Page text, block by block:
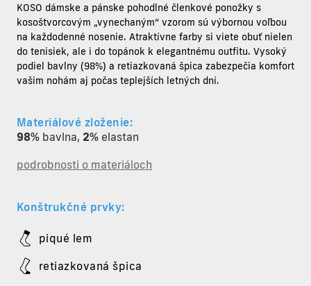
KOSO dámske a pánske pohodlné členkové ponožky s
kosoštvorcovým „vynechaným“ vzorom sú výbornou voľbou
na každodenné nosenie. Atraktívne farby si viete obuť nielen
do tenisiek, ale i do topánok k elegantnému outfitu. Vysoký
podiel bavlny (98%) a retiazkovaná špica zabezpečia komfort
vašim nohám aj počas teplejších letných dní.
Materiálové zloženie:
98% bavlna, 2% elastan
podrobnosti o materiáloch
Konštrukčné prvky:
piqué lem
retiazkovaná špica